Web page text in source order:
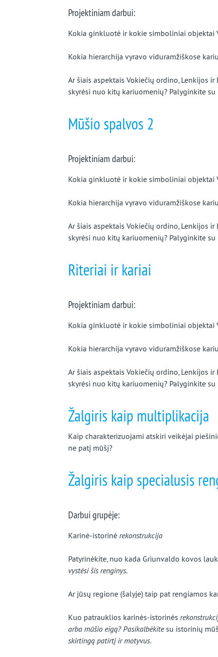
Projektiniam darbui:
Kokia ginkluotė ir kokie simboliniai objektai
Kokia hierarchija vyravo viduramžiškose
Ar šiais aspektais Vokiečių ordino, Lenkijos
skyrėsi nuo kitų kariuomenių? Palyginkite
Mūšio spalvos 2
Projektiniam darbui:
Kokia ginkluotė ir kokie simboliniai objektai
Kokia hierarchija vyravo viduramžiškose
Ar šiais aspektais Vokiečių ordino, Lenkijos
skyrėsi nuo kitų kariuomenių? Palyginkite
Riteriai ir kariai
Projektiniam darbui:
Kokia ginkluotė ir kokie simboliniai objektai
Kokia hierarchija vyravo viduramžiškose
Ar šiais aspektais Vokiečių ordino, Lenkijos
skyrėsi nuo kitų kariuomenių? Palyginkite
Žalgiris kaip multiplikacija
Kaip charakterizuojami atskiri veikėjai
ne patį mūšį?
Žalgiris kaip specialusis
Darbui grupėje:
Karinė-istorinė rekonstrukcija
Patyrinėkite, nuo kada Griunvaldo kovos
vystėsi šis renginys.
Ar jūsų regione (šalyje) taip pat rengiamos
Kuo patrauklios karinės-istorinės
arba mūšio eigą? Pasikalbėkitesu istorinių
skirtingą patirtį ir motyvus.